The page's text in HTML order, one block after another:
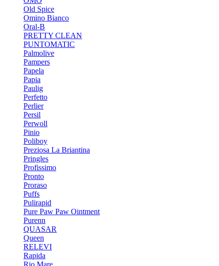
Old Spice
Omino Bianco
Oral-B
PRETTY CLEAN
PUNTOMATIC
Palmolive
Pampers
Papela
Papia
Paulig
Perfetto
Perlier
Persil
Perwoll
Pinio
Poliboy
Preziosa La Briantina
Pringles
Profissimo
Pronto
Proraso
Puffs
Pulirapid
Pure Paw Paw Ointment
Purenn
QUASAR
Queen
RELEVI
Rapida
Rio Mare